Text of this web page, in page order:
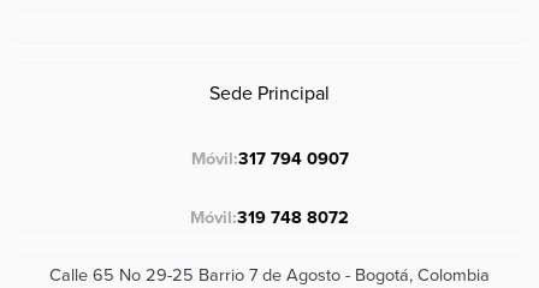
Sede Principal
Móvil:317 794 0907
Móvil:319 748 8072
Calle 65 No 29-25 Barrio 7 de Agosto - Bogotá, Colombia